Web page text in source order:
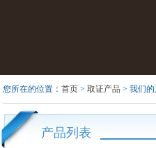
您所在的位置： 首页> 取证产品 > 我们
产品列表